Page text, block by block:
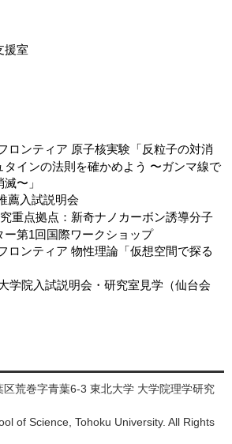
援室
ロンティア 原子核実験「反粒子の対消
インの法則を確かめよう 〜ガンマ線で
〜」
薦入試説明会
重点拠点：新奇ナノカーボン誘導分子
ー第1回国際ワークショップ
ロンティア 物性理論「仮想空間で探る
学院入試説明会・研究室見学（仙台会
荒巻字青葉6-3 東北大学 大学院理学研究
of Science, Tohoku University. All Rights